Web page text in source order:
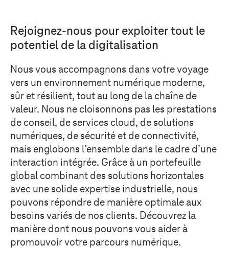
Rejoignez-nous pour exploiter tout le
potentiel de la digitalisation
Nous vous accompagnons dans votre voyage
vers un environnement numérique moderne,
sûr et résilient, tout au long de la chaîne de
valeur. Nous ne cloisonnons pas les prestations
de conseil, de services cloud, de solutions
numériques, de sécurité et de connectivité,
mais englobons l’ensemble dans le cadre d’une
interaction intégrée. Grâce à un portefeuille
global combinant des solutions horizontales
avec une solide expertise industrielle, nous
pouvons répondre de manière optimale aux
besoins variés de nos clients. Découvrez la
manière dont nous pouvons vous aider à
promouvoir votre parcours numérique.